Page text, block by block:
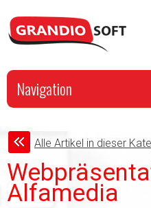
Navigation
Alle Artikel in dieser
Alfamedia